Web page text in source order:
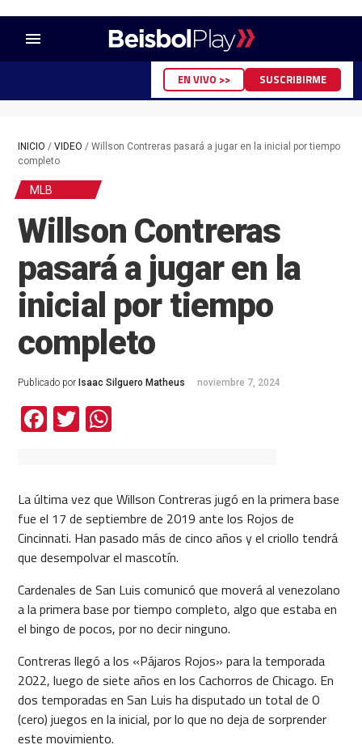
menu
EN VIVO >> SUSCRIBIRME
INICIO / VIDEO / Willson Contreras pasará a jugar en la inicial por tiempo
completo
MLB
Willson Contreras
pasará a jugar en la
inicial por tiempo
completo
Publicado por Isaac Silguero Matheus noviembre 7, 2024
Facebook
TwitterWhatsApp
La última vez que Willson Contreras jugó en la primera base
fue el 17 de septiembre de 2019 ante los Rojos de
Cincinnati. Han pasado más de cinco años y el criollo tendrá
que desempolvar el mascotín.
Cardenales de San Luis comunicó que moverá al venezolano
a la primera base por tiempo completo, algo que estaba en
el bingo de pocos, por no decir ninguno.
Contreras llegó a los «Pájaros Rojos» para la temporada
2022, luego de siete años en los Cachorros de Chicago. En
dos temporadas en San Luis ha disputado un total de 0
(cero) juegos en la inicial, por lo que no deja de sorprender
este movimiento.